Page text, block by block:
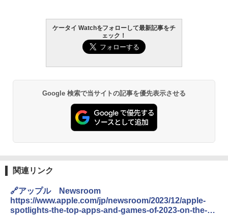
ケータイ Watchをフォローして最新記事をチ
ェック！
Google 検索で当サイトの記事を優先表示させる
関連リンク
🔗アップル Newsroom
https://www.apple.com/jp/newsroom/2023/12/apple-
spotlights-the-top-apps-and-games-of-2023-on-the-